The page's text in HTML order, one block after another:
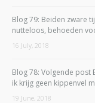
Blog 79: Beiden zware
nutteloos, behoeden
16 July, 2018
Blog 78: Volgende post
ik krijg geen kippenvel
19 June, 2018